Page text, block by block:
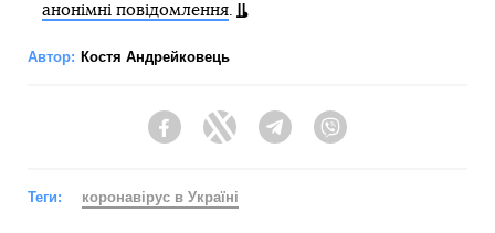
анонімні повідомлення.
Автор: Костя Андрейковець
FacebookTwitter Telegram
Теги: коронавірус в Україні